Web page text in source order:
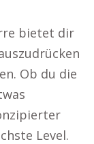
bietet dir
Ob du die
Level.